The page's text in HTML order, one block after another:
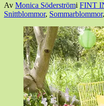
Den
22
22
Av Monica Söderströmi FINT
Snittblommor, Sommarblommor,